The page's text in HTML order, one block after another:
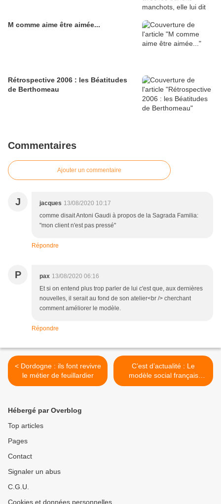
M comme aime être aimée...
Rétrospective 2006 : les Béatitudes
de Berthomeau
Commentaires
Ajouter un commentaire
J jacques 13/08/2020 10:17
comme disait Antoni Gaudi à propos de la Sagrada Familia:
"mon client n'est pas pressé"
Répondre
P pax 13/08/2020 06:16
Et si on entend plus trop parler de lui c'est que, aux dernières
nouvelles, il serait au fond de son atelier<br /> cherchant
comment améliorer le modèle.
Répondre
< Dordogne : ils font revivre
le métier de feuillardier
C’est d’actualité : Le
modèle social français
entretient la défiance
Hébergé par Overblog
Top articles
Pages
Contact
Signaler un abus
C.G.U.
Cookies et données personnelles